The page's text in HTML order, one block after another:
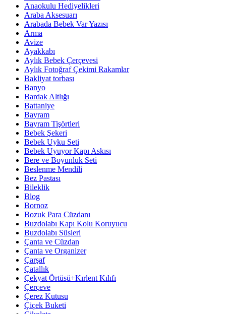
Anaokulu Hediyelikleri
Araba Aksesuarı
Arabada Bebek Var Yazısı
Arma
Avize
Ayakkabı
Aylık Bebek Çerçevesi
Aylık Fotoğraf Çekimi Rakamlar
Bakliyat torbası
Banyo
Bardak Altlığı
Battaniye
Bayram
Bayram Tişörtleri
Bebek Şekeri
Bebek Uyku Seti
Bebek Uyuyor Kapı Askısı
Bere ve Boyunluk Seti
Beslenme Mendili
Bez Pastası
Bileklik
Blog
Bornoz
Bozuk Para Cüzdanı
Buzdolabı Kapı Kolu Koruyucu
Buzdolabı Süsleri
Çanta ve Cüzdan
Çanta ve Organizer
Çarşaf
Çatallık
Çekyat Örtüsü+Kırlent Kılıfı
Çerçeve
Çerez Kutusu
Çiçek Buketi